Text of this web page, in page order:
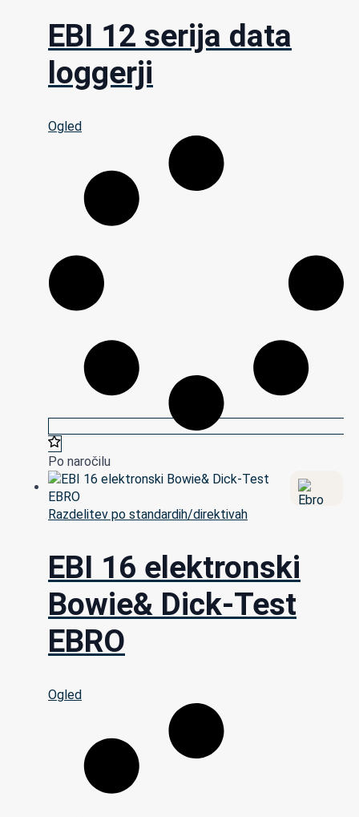
EBI 12 serija data
loggerji
Ogled
Po naročilu
Razdelitev po standardih/direktivah
EBI 16 elektronski
Bowie& Dick-Test
EBRO
Ogled